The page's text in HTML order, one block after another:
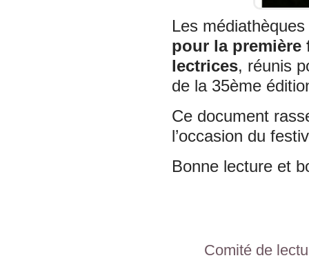
Les
pour la première
lectrices, réunis
de la 35ème
Ce document
l’occasion du
Bonne lecture et
Comité de